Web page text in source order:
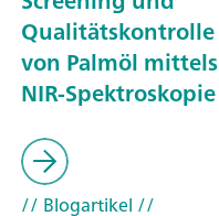
Qualitätskontrolle
von Palmöl mittels
NIR-Spektroskopie
// Blogartikel //